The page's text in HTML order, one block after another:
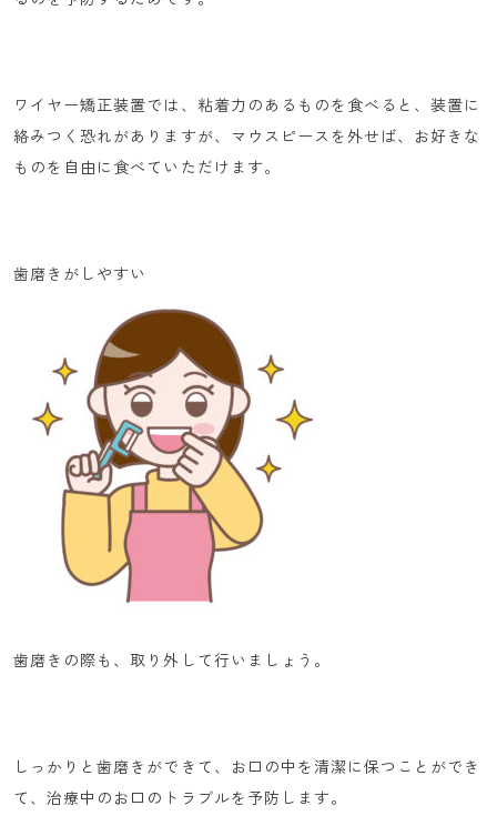
ワイヤー矯正装置では、粘着力のあるものを食べると、装置に
絡みつく恐れがありますが、マウスピースを外せば、 お好きな
ものを自由に食べていただけます。
歯磨きがしやすい
歯磨きの際も、取り外して行いましょう。
しっかりと歯磨きができて、お口の中を清潔に保つことができ
て、治療中のお口のトラブルを予防 します。